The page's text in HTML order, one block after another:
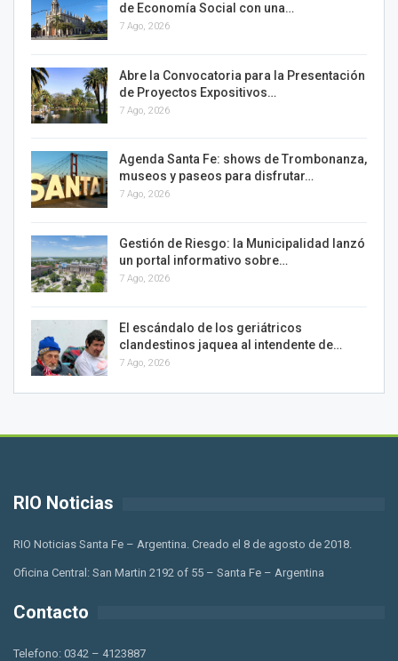
de Economía Social con una…
7 Ago, 2026
Abre la Convocatoria para la Presentación
de Proyectos Expositivos…
7 Ago, 2026
Agenda Santa Fe: shows de Trombonanza,
museos y paseos para disfrutar…
7 Ago, 2026
Gestión de Riesgo: la Municipalidad lanzó
un portal informativo sobre…
7 Ago, 2026
El escándalo de los geriátricos
clandestinos jaquea al intendente de…
7 Ago, 2026
RIO Noticias
RIO Noticias Santa Fe – Argentina. Creado el 8 de agosto de 2018.
Oficina Central: San Martin 2192 of 55 – Santa Fe – Argentina
Contacto
Telefono: 0342 – 4123887